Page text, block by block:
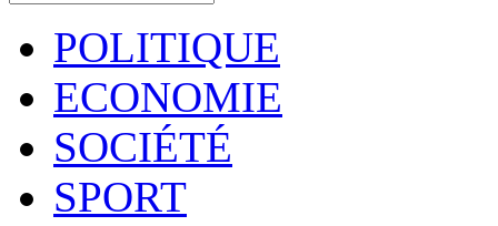
POLITIQUE
ECONOMIE
SOCIÉTÉ
SPORT